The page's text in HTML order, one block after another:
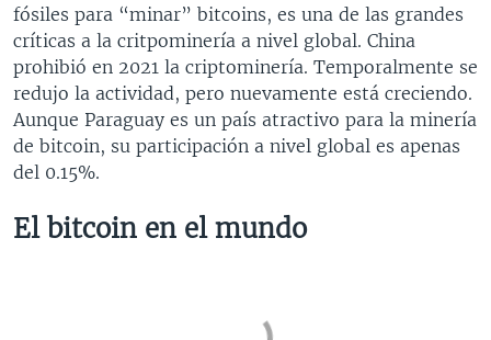
fósiles para “minar” bitcoins, es una de las grandes
críticas a la critpominería a nivel global. China
prohibió en 2021 la criptominería. Temporalmente se
redujo la actividad, pero nuevamente está creciendo.
Aunque Paraguay es un país atractivo para la minería
de bitcoin, su participación a nivel global es apenas
del 0.15%.
El bitcoin en el mundo